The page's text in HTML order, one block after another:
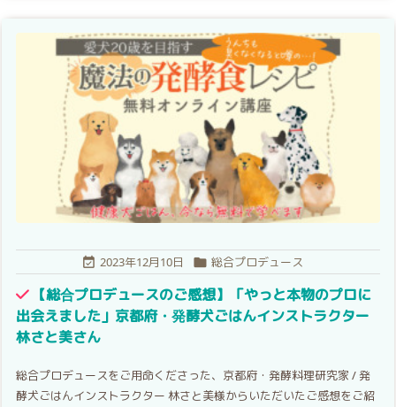
 2023年12月10日  総合プロデュース
【総合プロデュースのご感想】「やっと本物のプロに
出会えました」京都府・発酵犬ごはんインストラクター
林さと美さん
総合プロデュースをご用命くださった、京都府・発酵料理研究家 / 発
酵犬ごはんインストラクター 林さと美様からいただいたご感想をご紹